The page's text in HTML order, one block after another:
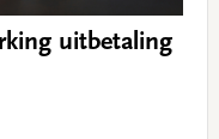
uitbetaling